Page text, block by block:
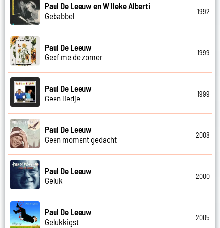
Paul De Leeuw en Willeke Alberti
Gebabbel
1992
Paul De Leeuw
Geef me de zomer
1999
Paul De Leeuw
Geen liedje
1999
Paul De Leeuw
Geen moment gedacht
2008
Paul De Leeuw
Geluk
2000
Paul De Leeuw
Gelukkigst
2005